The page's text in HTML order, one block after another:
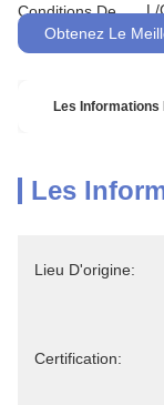
Conditions De
Paiement:
L/
Obtenez Le
Les Informations
Les
Lieu D'origine:
Certification: